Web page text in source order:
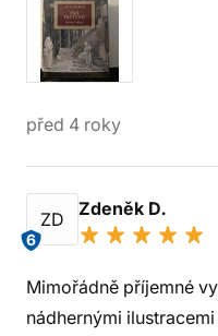
před 4 roky
ZD
6
Zdeněk D.
Mimořádně příjemné
nádhernými